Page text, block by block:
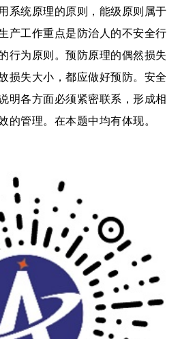
系统原理的原则，能级原则属于
产工作重点是防治人的不安全行
行为原则。预防原理的偶然损失
损失大小，都应做好预防。安全
明各方面必须紧密联系，形成相
的管理。在本题中均有体现。